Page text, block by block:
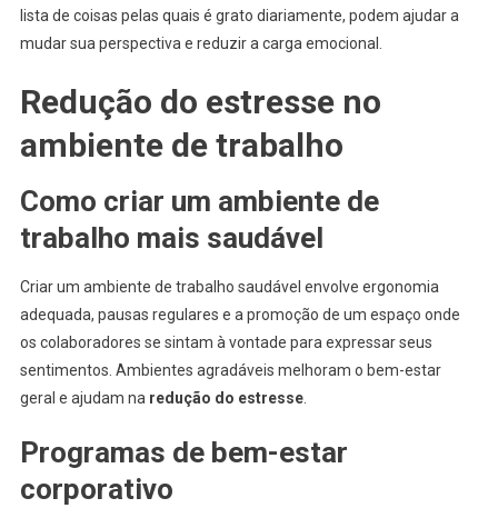
lista de coisas pelas quais é grato diariamente, podem ajudar a
mudar sua perspectiva e reduzir a carga emocional.
Redução do estresse no
ambiente de trabalho
Como criar um ambiente de
trabalho mais saudável
Criar um ambiente de trabalho saudável envolve ergonomia
adequada, pausas regulares e a promoção de um espaço onde
os colaboradores se sintam à vontade para expressar seus
sentimentos. Ambientes agradáveis melhoram o bem-estar
geral e ajudam na redução do estresse.
Programas de bem-estar
corporativo